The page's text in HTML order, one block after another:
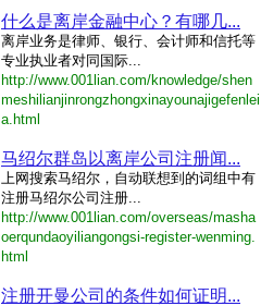
什么是离岸金融中心？有哪几...
离岸业务是律师、银行、会计师和信托等
专业执业者对同国际...
http://www.001lian.com/knowledge/shen
meshilianjinrongzhongxinayounajigefenlei
a.html
马绍尔群岛以离岸公司注册闻...
上网搜索马绍尔，自动联想到的词组中有
注册马绍尔公司注册...
http://www.001lian.com/overseas/masha
oerqundaoyiliangongsi-register-wenming.
html
注册开曼公司的条件如何证明...